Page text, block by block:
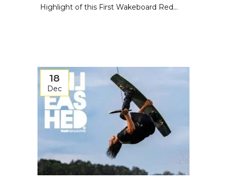
Highlight of this First Wakeboard Red...
18
Dec